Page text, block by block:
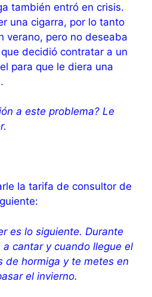
también entró en crisis.
una cigarra, por lo tanto
verano, pero no deseaba
decidió contratar a un
para que le diera una
a este problema? Le
la tarifa de consultor de
es lo siguiente. Durante
cantar y cuando llegue el
de hormiga y te metes en
el invierno.